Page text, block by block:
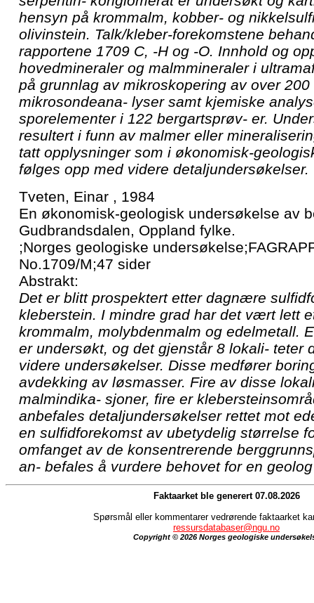
hensyn på krommalm, kobber- og
olivinstein. Talk/kleber-forekomstene
rapportene 1709 C, -H og -O. Innhold og
hovedmineraler og malmmineraler i
på grunnlag av mikroskopering av over 200
mikrosondeana- lyser samt kjemiske
sporelementer i 122 bergartsprøv- er.
resultert i funn av malmer eller
tatt opplysninger som i økonomisk-
følges opp med videre detaljundersøkelser.
Tveten, Einar , 1984
En økonomisk-geologisk undersøkelse av
Gudbrandsdalen, Oppland fylke.
;Norges geologiske
No.1709/M;47 sider
Abstrakt:
Det er blitt prospektert etter dagnære
kleberstein. I mindre grad har det vært lett
krommalm, molybdenmalm og edelmetall.
er undersøkt, og det gjenstår 8 lokali- teter
videre undersøkelser. Disse medfører
avdekking av løsmasser. Fire av disse
malmindika- sjoner, fire er
anbefales detaljundersøkelser rettet mot
en sulfidforekomst av ubetydelig størrelse
omfanget av de konsentrerende
an- befales å vurdere behovet for en
Faktaarket ble generert 07.08.2026
Spørsmål eller kommentarer vedrørende faktaarket
ressursdatabaser@ngu.no
Copyright © 2026 Norges geologiske